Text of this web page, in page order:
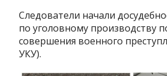
Следователи начали
по уголовному производству
совершения военного
УКУ).